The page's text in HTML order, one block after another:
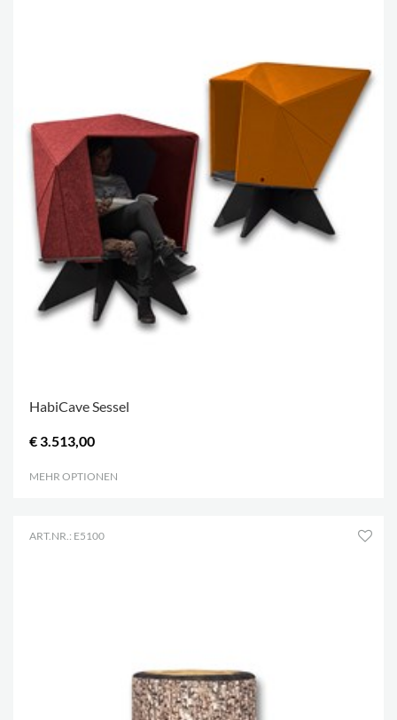
HabiCave Sessel
€ 3.513,00
MEHR OPTIONEN
ART.NR.: E5100